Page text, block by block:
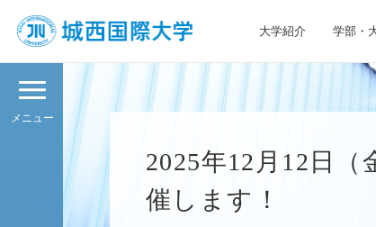
大学紹介 学部・
メニュー
2025年12月12日
催します！